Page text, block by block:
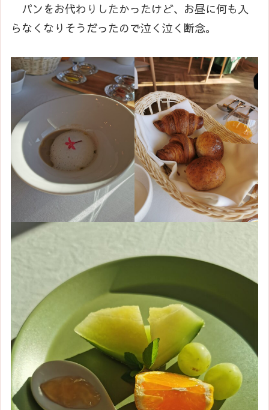
パンをお代わりしたかったけど、お昼に何も入
らなくなりそうだったので泣く泣く断念。